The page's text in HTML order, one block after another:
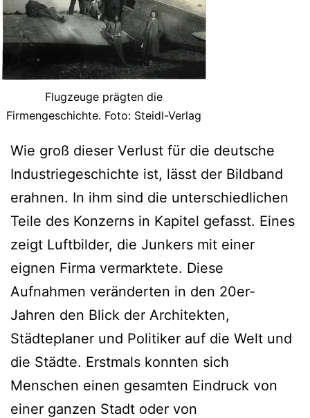
Flugzeuge prägten die
Firmengeschichte. Foto: Steidl-Verlag
Wie groß dieser Verlust für die deutsche
Industriegeschichte ist, lässt der Bildband
erahnen. In ihm sind die unterschiedlichen
Teile des Konzerns in Kapitel gefasst. Eines
zeigt Luftbilder, die Junkers mit einer
eignen Firma vermarktete. Diese
Aufnahmen veränderten in den 20er-
Jahren den Blick der Architekten,
Städteplaner und Politiker auf die Welt und
die Städte. Erstmals konnten sich
Menschen einen gesamten Eindruck von
einer ganzen Stadt oder von